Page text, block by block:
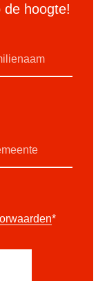
de hoogte!
*